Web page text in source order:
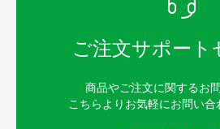
ご注文サポート
商品やご注文に関するお
こちらよりお気軽にお問い合